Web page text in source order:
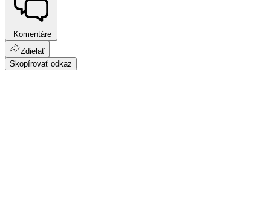
Komentáre
Zdielať
Skopírovať odkaz